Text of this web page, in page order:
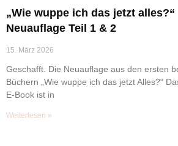
„Wie wuppe ich das jetzt alles?“
Neuauflage Teil 1 & 2
15. März 2026
Geschafft. Die Neuauflage aus den ersten
Büchern „Wie wuppe ich das jetzt Alles?“
E-Book ist in
Weiterlesen »